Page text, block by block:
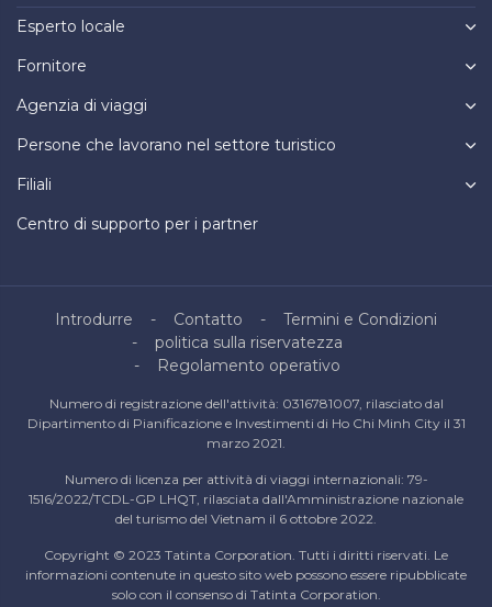
Esperto locale
Fornitore
Agenzia di viaggi
Persone che lavorano nel settore turistico
Filiali
Centro di supporto per i partner
Introdurre Contatto
Termini e Condizioni
politica sulla riservatezza
Regolamento operativo
Numero di registrazione dell'attività: 0316781007, rilasciato dal
Dipartimento di Pianificazione e Investimenti di Ho Chi Minh City il 31
marzo 2021.
Numero di licenza per attività di viaggi internazionali: 79-
1516/2022/TCDL-GP LHQT, rilasciata dall'Amministrazione nazionale
del turismo del Vietnam il 6 ottobre 2022.
Copyright © 2023 Tatinta Corporation. Tutti i diritti riservati. Le
informazioni contenute in questo sito web possono essere ripubblicate
solo con il consenso di Tatinta Corporation.